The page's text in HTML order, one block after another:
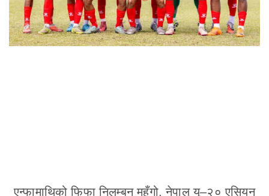
एन्फामाथिको फिफा निलम्बन महँगो, नेपाल यू–२० एसियन